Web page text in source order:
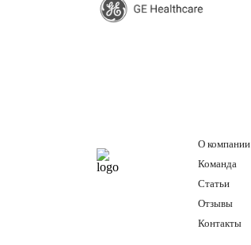
О компании
Команда
Статьи
Отзывы
Контакты